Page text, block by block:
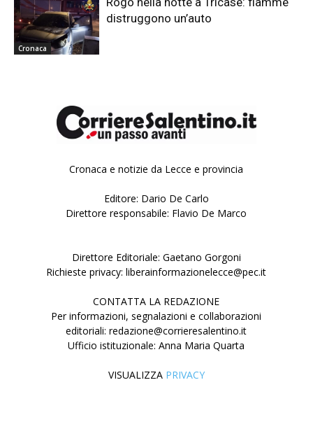
Cronaca
distruggono un’auto
Cronaca e notizie da Lecce e provincia
Editore: Dario De Carlo
Direttore responsabile: Flavio De Marco
Direttore Editoriale: Gaetano Gorgoni
Richieste privacy: liberainformazionelecce@pec.it
CONTATTA LA REDAZIONE
Per informazioni, segnalazioni e collaborazioni
editoriali: redazione@corrieresalentino.it
Ufficio istituzionale: Anna Maria Quarta
VISUALIZZA PRIVACY